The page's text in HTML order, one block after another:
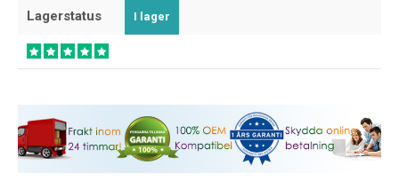
Lagerstatus I lager